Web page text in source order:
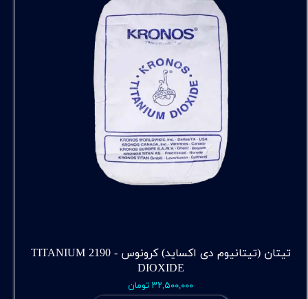
تیتان (تیتانیوم دی اکساید) کرونوس - 2190 TITANIUM
DIOXIDE
۳۲,۵۰۰,۰۰۰ تومان